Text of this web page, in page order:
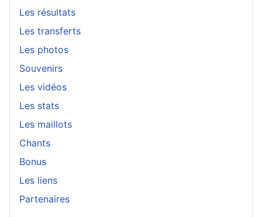
Les résultats
Les transferts
Les photos
Souvenirs
Les vidéos
Les stats
Les maillots
Chants
Bonus
Les liens
Partenaires